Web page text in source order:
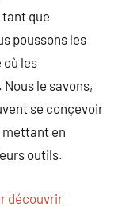
que
poussons les
les
le savons,
se conçevoir
mettant en
outils.
découvrir